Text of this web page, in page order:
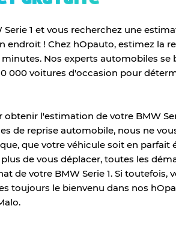
1 et vous recherchez une
endroit ! Chez hOpauto, estimez la
Nos experts automobiles se
000 voitures d'occasion pour
l'estimation de votre BMW
de reprise automobile, nous ne
que votre véhicule soit en parfait
de vous déplacer, toutes les
de votre BMW Serie 1. Si toutefois,
toujours le bienvenu dans nos